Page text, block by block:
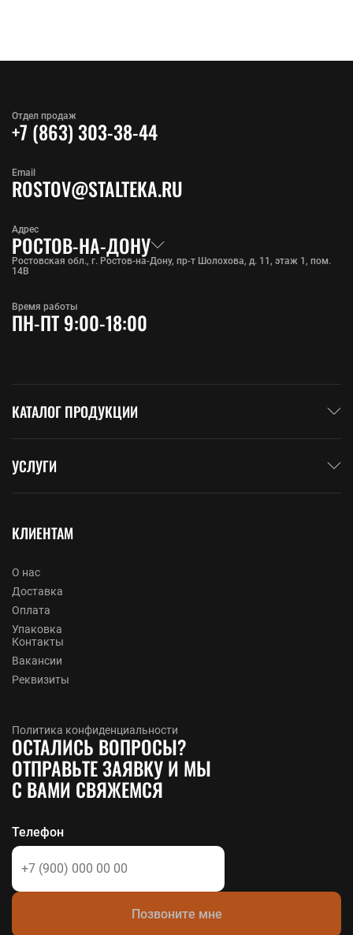
Отдел продаж
+7 (863) 303-38-44
Адрес
РОСТОВ-НА-ДОНУ
Ростовская обл., г. Ростов-на-Дону, пр-т Шолохова, д. 11, этаж 1, пом.
14В
Email
ROSTOV@STALTEKA.RU
Время работы
ПН-ПТ 9:00-18:00
КАТАЛОГ ПРОДУКЦИИ
УСЛУГИ
КЛИЕНТАМ
О нас
Доставка
Оплата
Упаковка
Контакты
Вакансии
Реквизиты
Политика конфиденциальности
ОСТАЛИСЬ ВОПРОСЫ?
ОТПРАВЬТЕ ЗАЯВКУ И МЫ
С ВАМИ СВЯЖЕМСЯ
Телефон
Позвоните мне